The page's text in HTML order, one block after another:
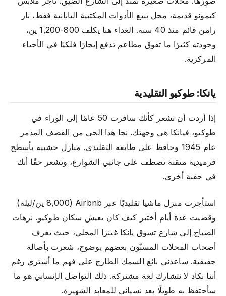
كيمونو قديمة، محل يبيع الأدوات المكتبية اليابانية فقط، بار
رامن قائم منذ 40 سنة. الغداء هنا يكلف 800-1,200 ين،
وجودته كثيرًا ما تفوق مطاعم تدفع إيجارًا فلكيًا في الأحياء
المركزية.
يانكا: طوكيو التقليدية
إذا أردت أن تشعر كأنك سافرت 50 عامًا إلى الوراء في
طوكيو، فيانكا هي وجهتك. نجا هذا الحي من القصف المدمر
عام 1945 وحافظ على طابعه التقليدي. منازل خشبية بأسطح
قرميدية متقنة تصطف على جانبي الشوارع، وتشعر حقًا أنك
في حقبة أخرى.
استأجرت منزل ماشيا تقليديًا عبر Airbnb (8,000 ين/ليلة)
وقضيت عدة أيام أختبر كيف كان يعيش سكان طوكيو. نزهات
الصباح إلى شارع تسوق يانكا غينزا المحلي، حيث يعرف
أصحاب المحلات المسنّون بعضهم بوضوح، شعرت بأصالة
حقيقية. ساعدني بائع السمك الطازج على فهم ما أشتري رغم
أننا نكاد لا نتشارك لغة مشتركة. ذلك التواصل الإنساني هو ما
سأحتفظ به طويلًا بعد نسياني للمعابد الشهيرة.